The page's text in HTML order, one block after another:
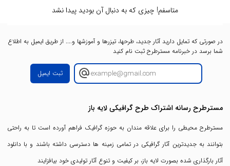
متاسفم! چیزی که به دنبال آن بودید پیدا نشد
در صورتی که تمایل دارید آثار جدید، طرحها، تیزرها و آموزشها و.... از طریق ایمیل به اطلاع
شما برسد در خبرنامه مسترطرح ثبت نام کنید
ثبت ایمیل
مسترطرح رسانه اشتراک طرح گرافیکی لایه باز
مسترطرح محیطی را برای علاقه مندان به حوزه گرافیک فراهم آورده است تا به راحتی
بتوانند به جدیدترین آثار گرافیکی در تمامی زمینه ها دسترسی داشته باشند و با دانلود
آثار بارگذاری شده بصورت لایه باز، بر کیفیت و تنوع آثار تولیدی خود بیافزایند